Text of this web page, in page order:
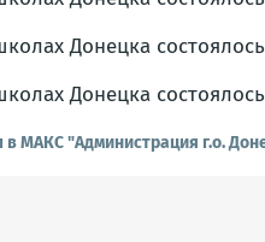
в МАКС "Администрация г.о.